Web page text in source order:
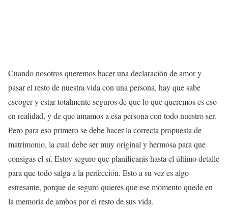
Cuando nosotros queremos hacer una declaración de amor y
pasar el resto de nuestra vida con una persona, hay que sabe
escoger y estar totalmente seguros de que lo que queremos es eso
en realidad, y de que amamos a esa persona con todo nuestro ser.
Pero para eso primero se debe hacer la correcta propuesta de
matrimonio, la cual debe ser muy original y hermosa para que
consigas el sí. Estoy seguro que planificarás hasta el último detalle
para que todo salga a la perfección. Esto a su vez es algo
estresante, porque de seguro quieres que ese momento quede en
la memoria de ambos por el resto de sus vida.